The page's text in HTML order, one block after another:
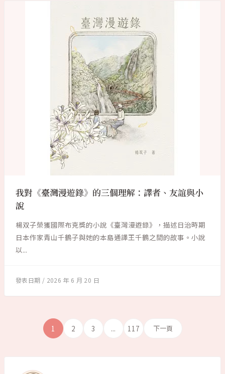
我對《臺灣漫遊錄》的三個理解：譯者、友誼與小
說
楊双子榮獲國際布克獎的小說《臺灣漫遊錄》，描述日治時期
日本作家青山千鶴子與她的本島通譯王千鶴之間的故事。小說
以...
2026 年 6 月 20 日
1 2 3 ... 117 下一頁